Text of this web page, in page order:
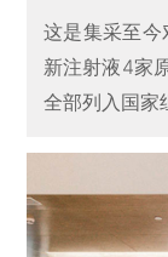
这是集采至
新注射液4家
全部列入国家